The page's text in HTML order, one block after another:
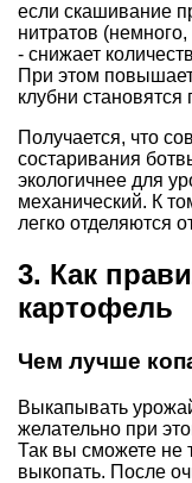
если скашивание
нитратов
- снижает
При этом
клубни
Получается, что
состаривания
экологичнее для
механический. К
легко отделяются
3. Как
картофель
Чем лучше
Выкапывать
желательно при
Так вы сможете не
выкопать. После